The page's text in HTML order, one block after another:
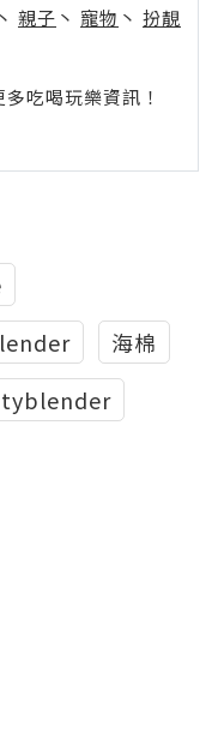
丶 親子 丶 寵物 丶 扮靚
吃喝玩樂資訊！
海棉